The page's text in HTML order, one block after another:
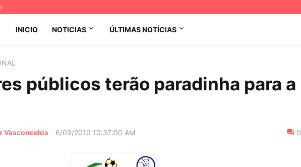
INICIO NOTICIAS ÚLTIMAS NOTÍCIAS
públicos terão paradinha para a
Vasconcelos - 6/09/2010 10:37:00 AM 0